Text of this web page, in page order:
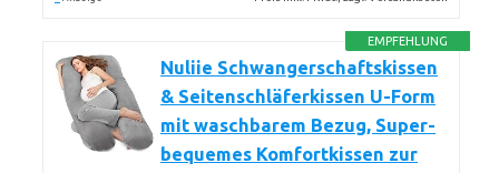
EMPFEHLUNG
Nuliie Schwangerschaftskissen
& Seitenschläferkissen U-Form
mit waschbarem Bezug, Super-
bequemes Komfortkissen zur